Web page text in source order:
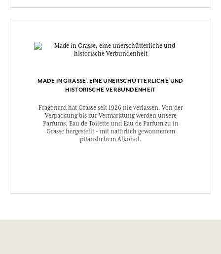
MADE IN GRASSE, EINE UNERSCHÜTTERLICHE UND
HISTORISCHE VERBUNDENHEIT
Fragonard hat Grasse seit 1926 nie verlassen. Von der
Verpackung bis zur Vermarktung werden unsere
Parfums, Eau de Toilette und Eau de Parfum zu in
Grasse hergestellt - mit natürlich gewonnenem
pflanzlichem Alkohol.